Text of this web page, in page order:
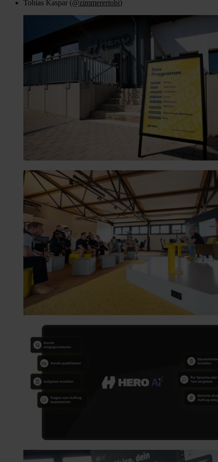
Tobias Kaspar (@zimmerertobi)